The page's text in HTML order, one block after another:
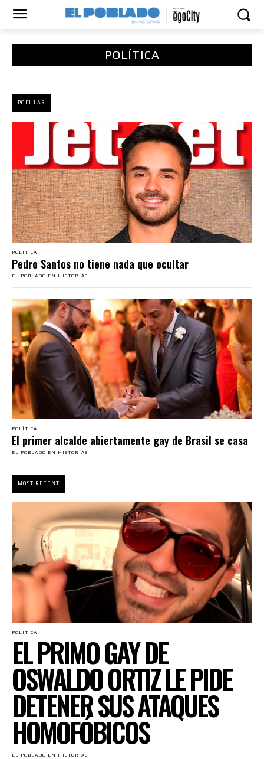
POLÍTICA
POPULAR
POLÍTICA
Pedro Santos no tiene nada que ocultar
EL POBLADO EN HISTORIAS
POLÍTICA
El primer alcalde abiertamente gay de Brasil se casa
EL POBLADO EN HISTORIAS
MOST RECENT
POLÍTICA
EL PRIMO GAY DE
OSWALDO ORTIZ LE PIDE
DETENER SUS ATAQUES
HOMOFÓBICOS
EL POBLADO EN HISTORIAS